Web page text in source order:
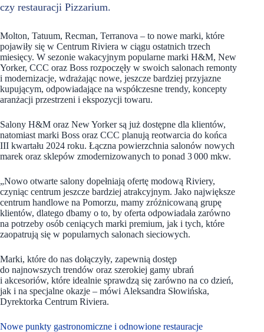
czy restauracji Pizzarium.
Molton, Tatuum, Recman, Terranova – to nowe marki, które
pojawiły się w Centrum Riviera w ciągu ostatnich trzech
miesięcy. W sezonie wakacyjnym popularne marki H&M, New
Yorker, CCC oraz Boss rozpoczęły w swoich salonach remonty
i modernizacje, wdrażając nowe, jeszcze bardziej przyjazne
kupującym, odpowiadające na współczesne trendy, koncepty
aranżacji przestrzeni i ekspozycji towaru.
Salony H&M oraz New Yorker są już dostępne dla klientów,
natomiast marki Boss oraz CCC planują reotwarcia do końca
III kwartału 2024 roku. Łączna powierzchnia salonów nowych
marek oraz sklepów zmodernizowanych to ponad 3 000 mkw.
„Nowo otwarte salony dopełniają ofertę modową Riviery,
czyniąc centrum jeszcze bardziej atrakcyjnym. Jako największe
centrum handlowe na Pomorzu, mamy zróżnicowaną grupę
klientów, dlatego dbamy o to, by oferta odpowiadała zarówno
na potrzeby osób ceniących marki premium, jak i tych, które
zaopatrują się w popularnych salonach sieciowych.
Marki, które do nas dołączyły, zapewnią dostęp
do najnowszych trendów oraz szerokiej gamy ubrań
i akcesoriów, które idealnie sprawdzą się zarówno na co dzień,
jak i na specjalne okazje – mówi Aleksandra Słowińska,
Dyrektorka Centrum Riviera.
Nowe punkty gastronomiczne i odnowione restauracje